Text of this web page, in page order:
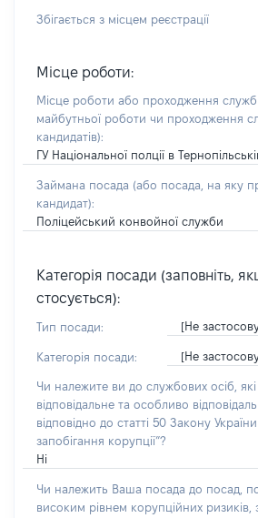
Збігається з місцем реєстрації
Місце роботи:
Місце роботи або проходження
майбутньої роботи чи проходження
кандидатів):
ГУ Національної полції в
Займана посада (або посада, на яку
кандидат):
Поліцейський конвойної служби
Категорія посади (заповніть,
стосується):
Тип посади: [Не
Категорія посади: [Не
Чи належите ви до службових осіб,
відповідальне та особливо
відповідно до статті 50 Закону
запобігання корупції”?
Ні
Чи належить Ваша посада до посад,
високим рівнем корупційних ризиків,